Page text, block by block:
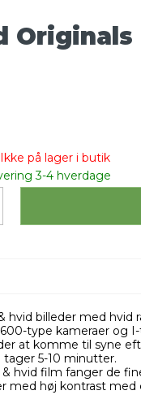
Originals
Ikke på lager i butik
3-4 hverdage
hvid billeder med hvid
type kameraer og
at komme til syne
tager 5-10 minutter.
hvid film fanger de
med høj kontrast